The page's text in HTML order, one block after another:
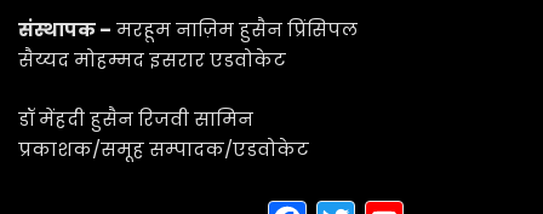
संस्थापक – मरहूम नाज़िम हुसैन प्रिंसिपल
सैय्यद मोहम्मद इसरार एडवोकेट
डॉ मेंहदी हुसैन रिजवी सामिन
प्रकाशक/समूह सम्पादक/एडवोकेट